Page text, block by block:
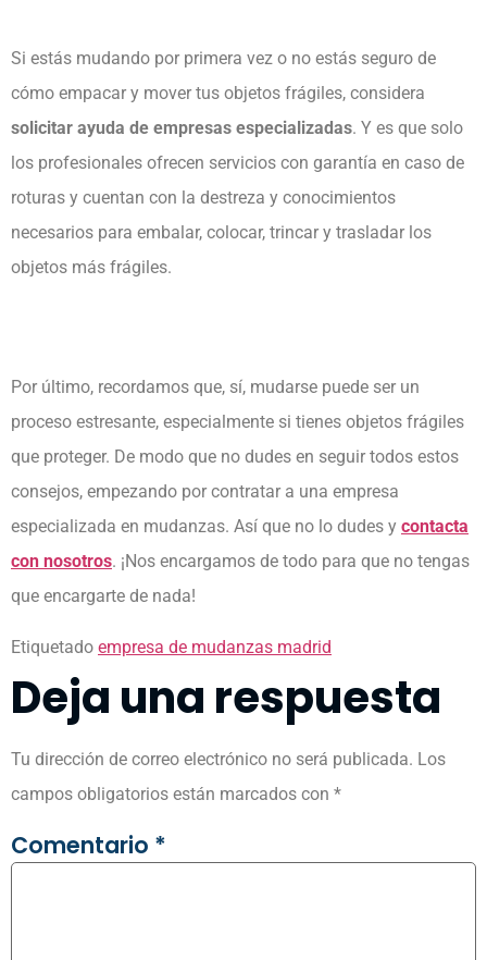
Si estás mudando por primera vez o no estás seguro de
cómo empacar y mover tus objetos frágiles, considera
solicitar ayuda de empresas especializadas. Y es que solo
los profesionales ofrecen servicios con garantía en caso de
roturas y cuentan con la destreza y conocimientos
necesarios para embalar, colocar, trincar y trasladar los
objetos más frágiles.
Por último, recordamos que, sí, mudarse puede ser un
proceso estresante, especialmente si tienes objetos frágiles
que proteger. De modo que no dudes en seguir todos estos
consejos, empezando por contratar a una empresa
especializada en mudanzas. Así que no lo dudes y contacta
con nosotros. ¡Nos encargamos de todo para que no tengas
que encargarte de nada!
Etiquetado empresa de mudanzas madrid
Deja una respuesta
Tu dirección de correo electrónico no será publicada. Los
campos obligatorios están marcados con *
Comentario *